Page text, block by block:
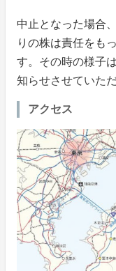
中止となった場合
りの株は責任をも
す。その時の様子
知らせさせていた
アクセス